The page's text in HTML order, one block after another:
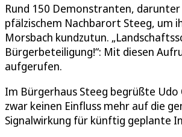
Rund 150 Demonstranten,
pfälzischem Nachbarort Steeg, um
Morsbach kundzutun.
Bürgerbeteiligung!“: Mit diesen
aufgerufen.
Im Bürgerhaus Steeg begrüßte
zwar keinen Einfluss mehr auf die
Signalwirkung für künftig geplante